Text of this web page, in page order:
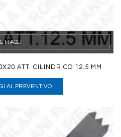
ATT. CILINDRICO 12.5 MM
AL PREVENTIVO